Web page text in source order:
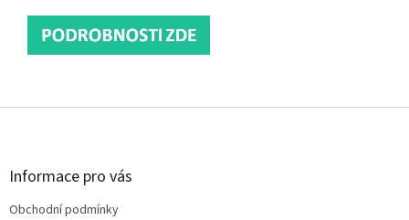
Z
Informace pro vás
Obchodní podmínky